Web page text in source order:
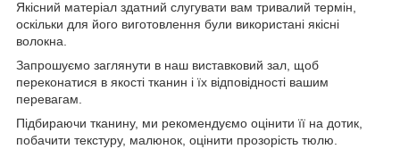
Якісний матеріал здатний слугувати вам тривалий термін,
оскільки для його виготовлення були використані якісні
волокна.
Запрошуємо заглянути в наш виставковий зал, щоб
переконатися в якості тканин і їх відповідності вашим
перевагам.
Підбираючи тканину, ми рекомендуємо оцінити її на дотик,
побачити текстуру, малюнок, оцінити прозорість тюлю.